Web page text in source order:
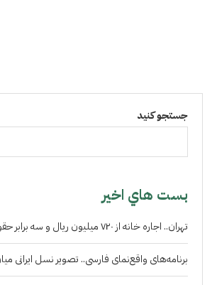
جستجو کنید
بست هاي اخير
تهران.. اجاره خانه از ۷۲۰ میلیون ریال و سه برابر حقوق کارگران
برنامه‌های واقع‌نمای فارسی.. تصویر نسل ایرانی